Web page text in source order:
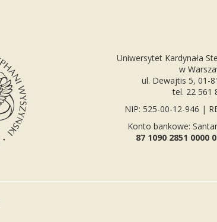
Uniwersytet Kardynała
w
ul. Dewajtis 5, 01-
tel. 22 561
NIP: 525-00-12-946 |
Konto bankowe:
87 1090 2851 0000